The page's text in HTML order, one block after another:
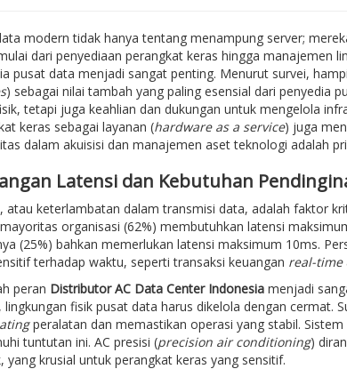
modern tidak hanya tentang menampung server;
dari penyediaan perangkat keras hingga manajemen
pusat data menjadi sangat penting. Menurut survei,
) sebagai nilai tambah yang paling esensial dari penyedia
tetapi juga keahlian dan dukungan untuk mengelola
keras sebagai layanan (hardware as a service) juga
dalam akuisisi dan manajemen aset teknologi adalah
Latensi dan Kebutuhan
atau keterlambatan dalam transmisi data, adalah faktor
organisasi (62%) membutuhkan latensi
(25%) bahkan memerlukan latensi maksimum 10ms.
terhadap waktu, seperti transaksi keuangan real-time
peran Distributor AC Data Center Indonesiamenjadi
lingkungan fisik pusat data harus dikelola dengan cermat.
peralatan dan memastikan operasi yang stabil.
tuntutan ini. AC presisi (precision air conditioning)
yang krusial untuk perangkat keras yang sensitif.